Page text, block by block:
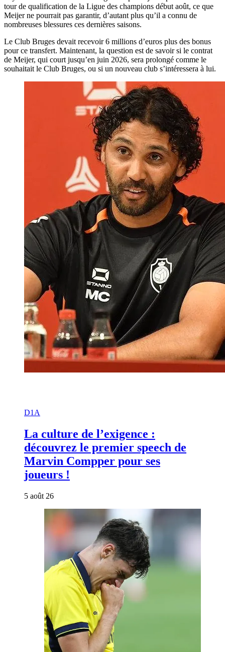
tour de qualification de la Ligue des champions début août, ce que
Meijer ne pourrait pas garantir, d’autant plus qu’il a connu de
nombreuses blessures ces dernières saisons.
Le Club Bruges devait recevoir 6 millions d’euros plus des bonus
pour ce transfert. Maintenant, la question est de savoir si le contrat
de Meijer, qui court jusqu’en juin 2026, sera prolongé comme le
souhaitait le Club Bruges, ou si un nouveau club s’intéressera à lui.
D1A
La culture de l’exigence :
découvrez le premier speech de
Marvin Compper pour ses
joueurs !
5 août 26